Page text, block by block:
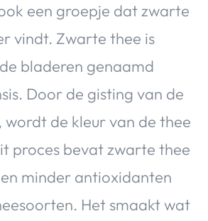
VALERIE'S CHOICE
& Beauty Gadgets
Huis & Tuin
Travel
Lifestyle
een groepje dat zwarte
vindt. Zwarte thee is
bladeren genaamd
Door de gisting van de
de kleur van de thee
proces bevat zwarte thee
minder antioxidanten
Het smaakt wat